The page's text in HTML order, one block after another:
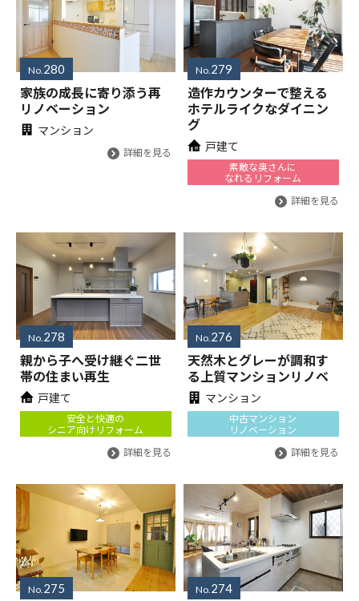
No. 280
家族の成長に寄り添う再
リノベーション
マンション
詳細を見る
No. 279
造作カウンターで整える
ホテルライクなダイニン
グ
戸建て
素敵な奥さんに
なれるリフォーム
詳細を見る
No.278
親から子へ受け継ぐ二世
帯の住まい再生
戸建て
安全と快適の
シニア向けリフォーム
詳細を見る
No.276
天然木とグレーが調和す
る上質マンションリノベ
マンション
中古マンション
リノベーション
詳細を見る
No.275 No.274